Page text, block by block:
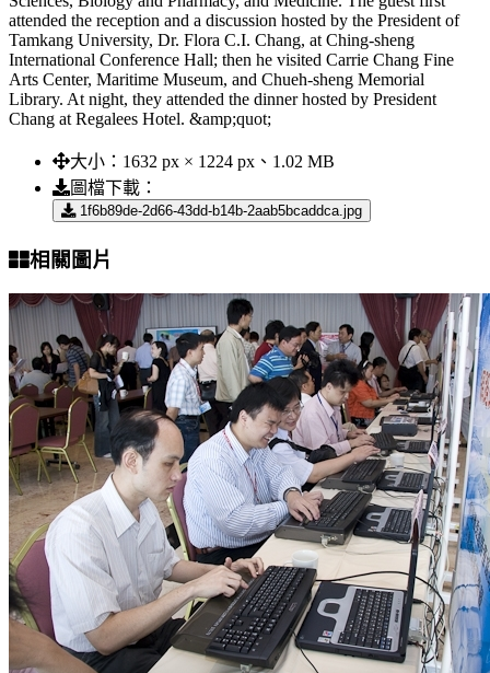
attended the reception and a discussion hosted by the President of
Tamkang University, Dr. Flora C.I. Chang, at Ching-sheng
International Conference Hall; then he visited Carrie Chang Fine
Arts Center, Maritime Museum, and Chueh-sheng Memorial
Library. At night, they attended the dinner hosted by President
Chang at Regalees Hotel. &amp;quot;
大小： 1632 px × 1224 px、1.02 MB
圖檔下載：
1f6b89de-2d66-43dd-b14b-2aab5bcaddca.jpg
相關圖片